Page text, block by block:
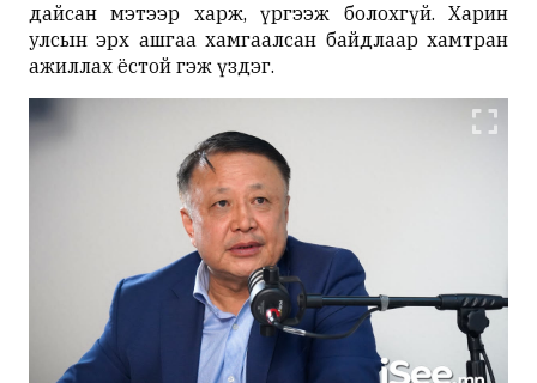
дайсан мэтээр харж, үргээж болохгүй. Харин
улсын эрх ашгаа хамгаалсан байдлаар хамтран
ажиллах ёстой гэж үздэг.